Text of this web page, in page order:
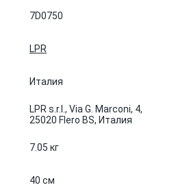
7D0750
LPR
Италия
LPR s.r.l., Via G. Marconi, 4,
25020 Flero BS, Италия
7.05 кг
40 см